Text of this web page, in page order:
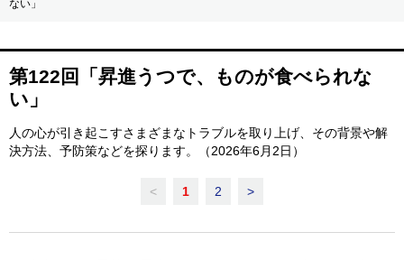
ない」
第122回「昇進うつで、ものが食べられな
い」
人の心が引き起こすさまざまなトラブルを取り上げ、その背景や解
決方法、予防策などを探ります。（2026年6月2日）
< 1 2 >